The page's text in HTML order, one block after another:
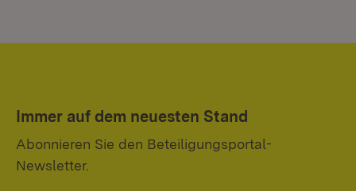
Immer auf dem neuesten Stand
Abonnieren Sie den Beteiligungsportal-
Newsletter.